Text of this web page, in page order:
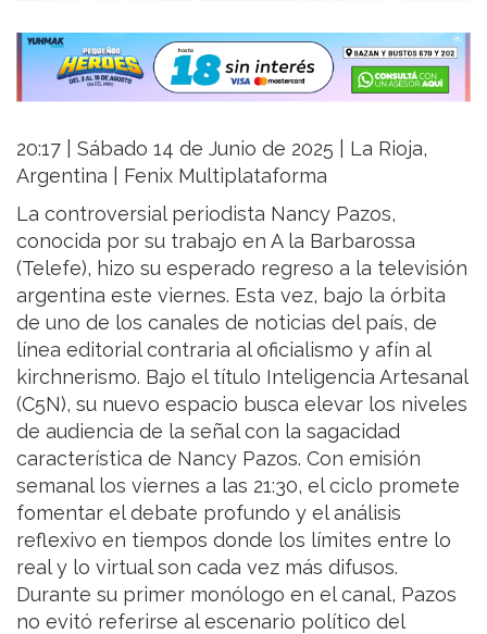
20:17 | Sábado 14 de Junio de 2025 | La Rioja,
Argentina | Fenix Multiplataforma
La controversial periodista Nancy Pazos,
conocida por su trabajo en A la Barbarossa
(Telefe), hizo su esperado regreso a la televisión
argentina este viernes. Esta vez, bajo la órbita
de uno de los canales de noticias del país, de
línea editorial contraria al oficialismo y afín al
kirchnerismo. Bajo el título Inteligencia Artesanal
(C5N), su nuevo espacio busca elevar los niveles
de audiencia de la señal con la sagacidad
característica de Nancy Pazos. Con emisión
semanal los viernes a las 21:30, el ciclo promete
fomentar el debate profundo y el análisis
reflexivo en tiempos donde los límites entre lo
real y lo virtual son cada vez más difusos.
Durante su primer monólogo en el canal, Pazos
no evitó referirse al escenario político del